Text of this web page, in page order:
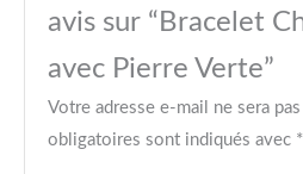
avis sur “Bracelet
avec Pierre Verte”
Votre adresse e-mail ne sera
obligatoires sont indiqués avec *